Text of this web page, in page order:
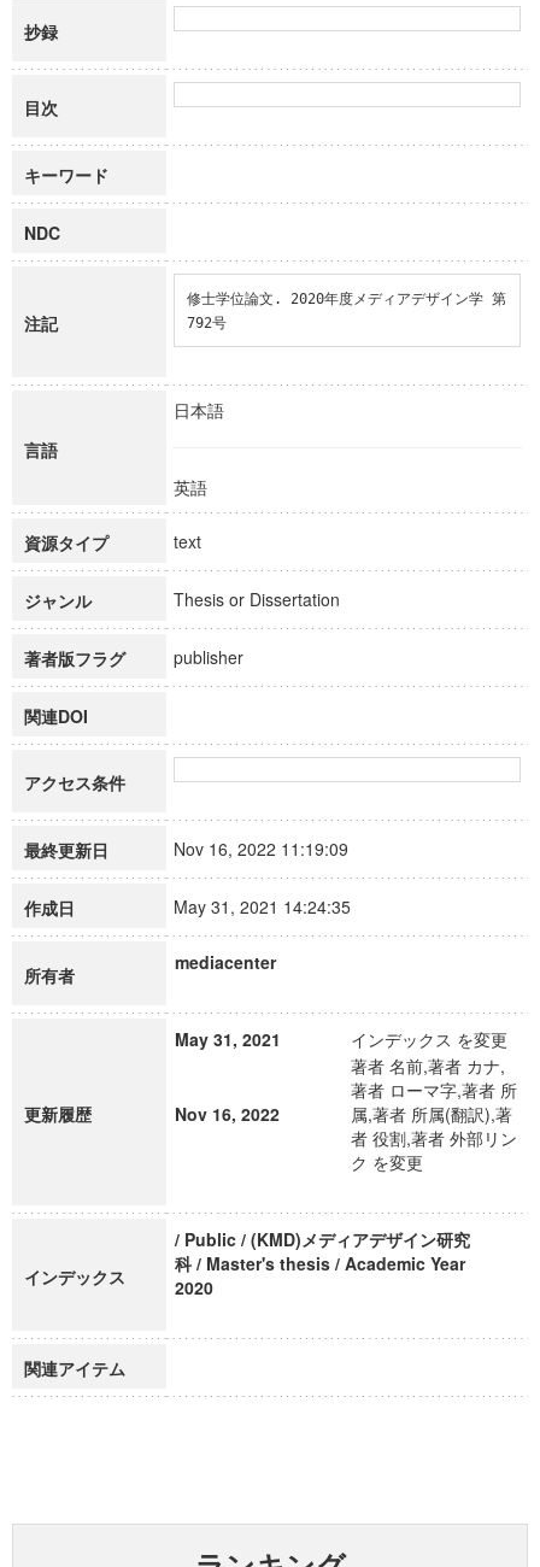
抄録
目次
キーワード
NDC
注記
修士学位論文. 2020年度メディアデザイン学 第
792号
言語
日本語
英語
資源タイプ text
ジャンル Thesis or Dissertation
著者版フラグ publisher
関連DOI
アクセス条件
最終更新日 Nov 16, 2022 11:19:09
作成日 May 31, 2021 14:24:35
所有者
mediacenter
更新履歴
May 31, 2021 インデックス を変更
Nov 16, 2022
著者 名前,著者 カナ,
著者 ローマ字,著者 所
属,著者 所属(翻訳),著
者 役割,著者 外部リン
ク を変更
インデックス
/ Public / (KMD)メディアデザイン研究
科 / Master's thesis / Academic Year
2020
関連アイテム